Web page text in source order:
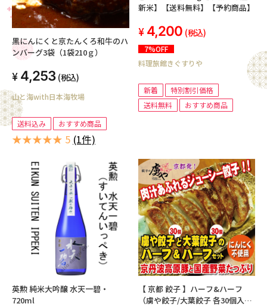
黒にんにくと京たんくろ和牛のハ
ンバーグ3袋（1袋210ｇ）
4,253 (税込)
山と海with日本海牧場
送料込み おすすめ商品
★★★★★ 5 (1件)
新米】【送料無料】【予約商品】
4,200 (税込)
7%OFF
料理旅館きぐすりや
新着
特別割引価格
送料無料
おすすめ商品
英勲 純米大吟醸 水天一碧・
720ml
【 京都 餃子 】ハーフ&ハーフ
（虜や餃子/大葉餃子 各30個入）